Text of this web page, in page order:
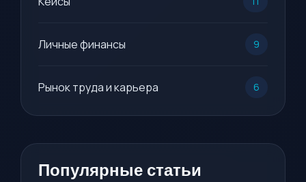
Личные финансы 9
Рынок труда и карьера 6
Популярные статьи